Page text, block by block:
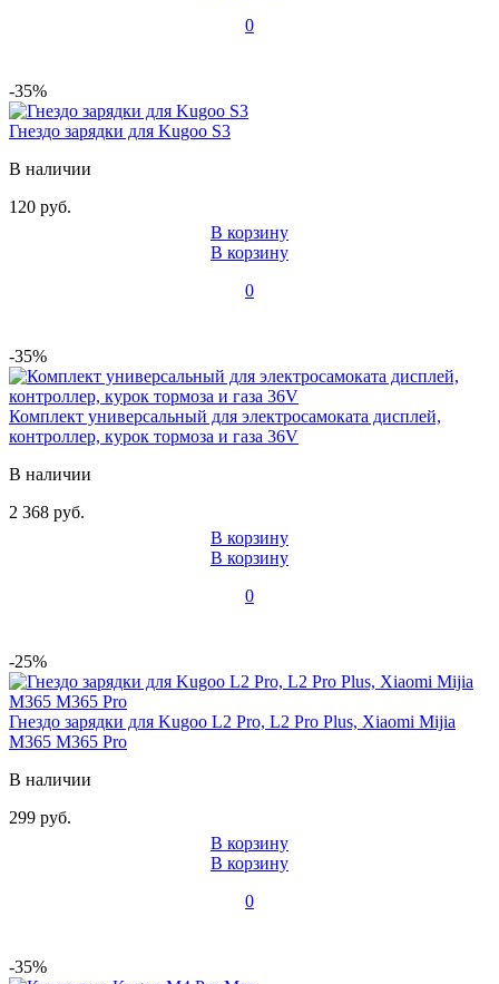
0
-35%
Гнездо зарядки для Kugoo S3
В наличии
120 руб.
В корзину
В корзину
0
-35%
Комплект универсальный для электросамоката дисплей,
контроллер, курок тормоза и газа 36V
В наличии
2 368 руб.
В корзину
В корзину
0
-25%
Гнездо зарядки для Kugoo L2 Pro, L2 Pro Plus, Xiaomi Mijia
M365 M365 Pro
В наличии
299 руб.
В корзину
В корзину
0
-35%